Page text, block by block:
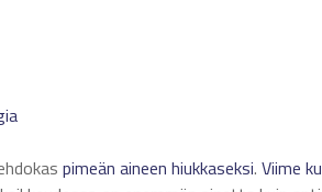
pimeän aineen hiukkaseksi. Viime